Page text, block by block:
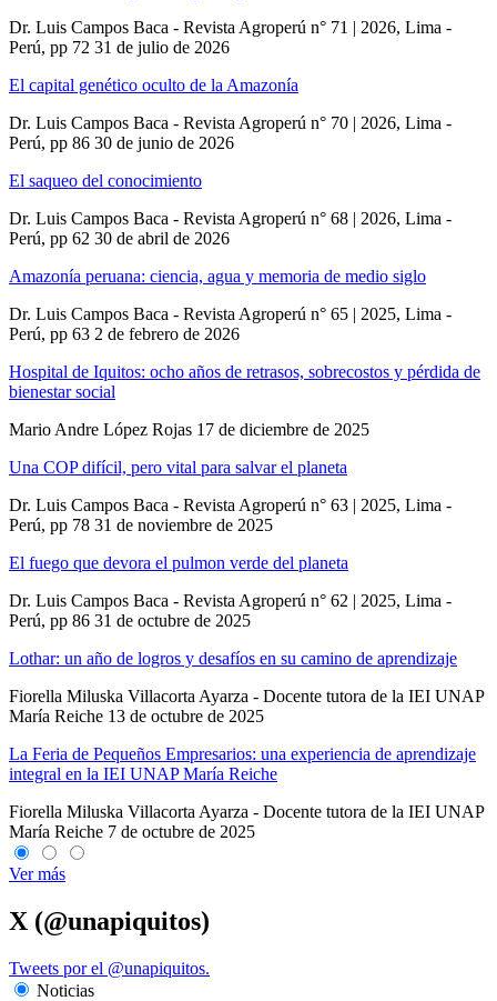
Dr. Luis Campos Baca - Revista Agroperú n° 71 | 2026, Lima -
Perú, pp 72 31 de julio de 2026
El capital genético oculto de la Amazonía
Dr. Luis Campos Baca - Revista Agroperú n° 70 | 2026, Lima -
Perú, pp 86 30 de junio de 2026
El saqueo del conocimiento
Dr. Luis Campos Baca - Revista Agroperú n° 68 | 2026, Lima -
Perú, pp 62 30 de abril de 2026
Amazonía peruana: ciencia, agua y memoria de medio siglo
Dr. Luis Campos Baca - Revista Agroperú n° 65 | 2025, Lima -
Perú, pp 63 2 de febrero de 2026
Hospital de Iquitos: ocho años de retrasos, sobrecostos y pérdida de
bienestar social
Mario Andre López Rojas 17 de diciembre de 2025
Una COP difícil, pero vital para salvar el planeta
Dr. Luis Campos Baca - Revista Agroperú n° 63 | 2025, Lima -
Perú, pp 78 31 de noviembre de 2025
El fuego que devora el pulmon verde del planeta
Dr. Luis Campos Baca - Revista Agroperú n° 62 | 2025, Lima -
Perú, pp 86 31 de octubre de 2025
Lothar: un año de logros y desafíos en su camino de aprendizaje
Fiorella Miluska Villacorta Ayarza - Docente tutora de la IEI UNAP
María Reiche 13 de octubre de 2025
La Feria de Pequeños Empresarios: una experiencia de aprendizaje
integral en la IEI UNAP María Reiche
Fiorella Miluska Villacorta Ayarza - Docente tutora de la IEI UNAP
María Reiche 7 de octubre de 2025
Ver más
X (@unapiquitos)
Tweets por el @unapiquitos.
Noticias